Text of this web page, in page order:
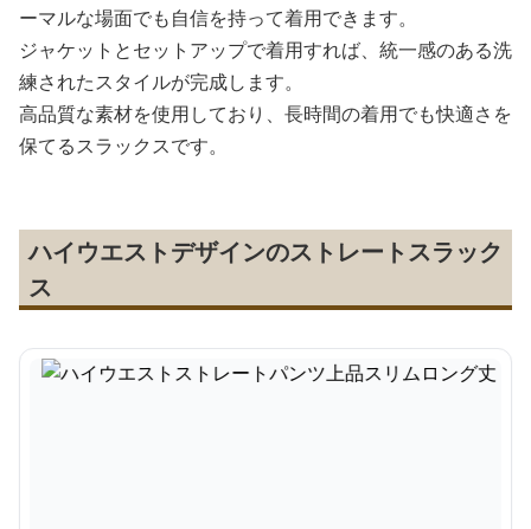
ーマルな場面でも自信を持って着用できます。
ジャケットとセットアップで着用すれば、統一感のある洗
練されたスタイルが完成します。
高品質な素材を使用しており、長時間の着用でも快適さを
保てるスラックスです。
ハイウエストデザインのストレートスラック
ス